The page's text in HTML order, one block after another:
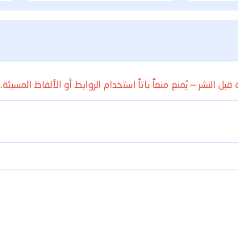
النشر — يُمنع منعاً باتاً استخدام الروابط أو الألفاظ المسيئة.